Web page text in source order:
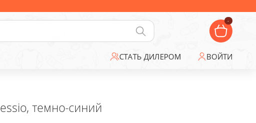
-
СТАТЬ ДИЛЕРОМ ВОЙТИ
темно-синий